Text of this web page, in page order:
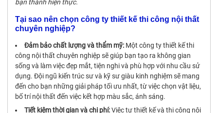
bạn thành hiện thực.
Tại sao nên chọn công ty thiết kế thi công nội thất
chuyên nghiệp?
Đảm bảo chất lượng và thẩm mỹ: Một công ty thiết kế thi
công nội thất chuyên nghiệp sẽ giúp bạn tạo ra không gian
sống và làm việc đẹp mắt, tiện nghi và phù hợp với nhu cầu sử
dụng. Đội ngũ kiến trúc sư và kỹ sư giàu kinh nghiệm sẽ mang
đến cho bạn những giải pháp tối ưu nhất, từ việc chọn vật liệu,
bố trí nội thất đến việc kết hợp màu sắc, ánh sáng.
Tiết kiệm thời gian và chi phí:Việc tự thiết kế và thi công nội